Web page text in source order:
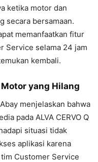
ketika motor dan
secara bersamaan.
memanfaatkan fitur
Service selama 24 jam
kembali.
yang Hilang
menjelaskan bahwa
pada ALVA CERVO Q
situasi tidak
aplikasi karena
Customer Service